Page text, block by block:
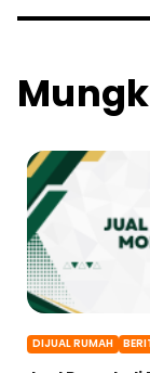
DIJUAL RUMAH